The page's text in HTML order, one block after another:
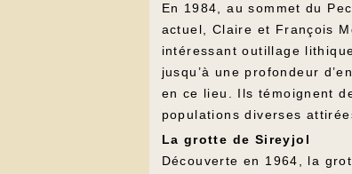
En 1984, au sommet du
actuel, Claire et François
intéressant outillage
jusqu’à une profondeur
en ce lieu. Ils témoignent
populations diverses
La grotte de Sireyjol
Découverte en 1964, la